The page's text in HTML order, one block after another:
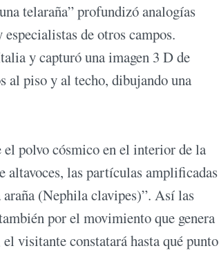
telaraña” profundizó analogías
de otros campos.
y capturó una imagen 3 D de
al piso y al techo, dibujando una
polvo cósmico en el interior de la
altavoces, las partículas amplificadas
(Nephila clavipes)”. Así las
por el movimiento que genera
visitante constatará hasta qué punto